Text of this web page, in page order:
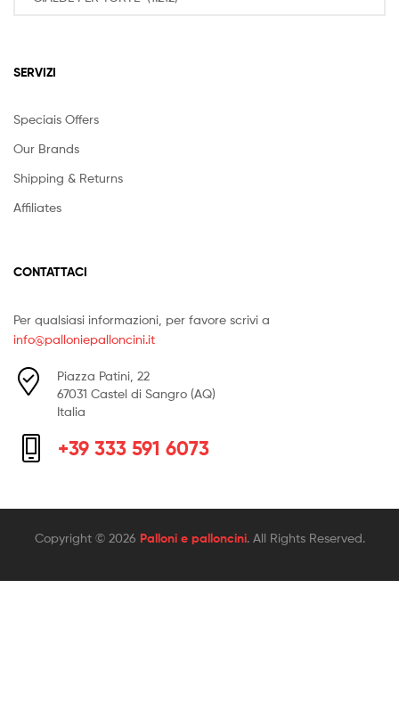
SERVIZI
Speciais Offers
Our Brands
Shipping & Returns
Affiliates
CONTATTACI
Per qualsiasi informazioni, per favore scrivi a
info@palloniepalloncini.it
Piazza Patini, 22
67031 Castel di Sangro (AQ)
Italia
+39 333 591 6073
Copyright © 2026 Palloni e palloncini. All Rights Reserved.